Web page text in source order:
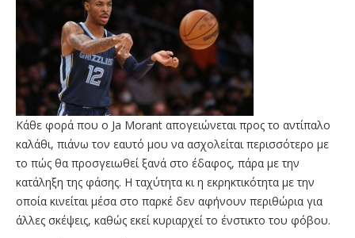
Κάθε φορά που ο Ja Morant απογειώνεται προς το αντίπαλο
καλάθι, πιάνω τον εαυτό μου να ασχολείται περισσότερο με
το πώς θα προσγειωθεί ξανά στο έδαφος, πάρα με την
κατάληξη της φάσης. Η ταχύτητα κι η εκρηκτικότητα με την
οποία κινείται μέσα στο παρκέ δεν αφήνουν περιθώρια για
άλλες σκέψεις, καθώς εκεί κυριαρχεί το ένστικτο του φόβου.